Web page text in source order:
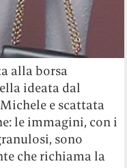
alla borsa
ideata dal
e scattata
le immagini, con i
sono
che richiama la